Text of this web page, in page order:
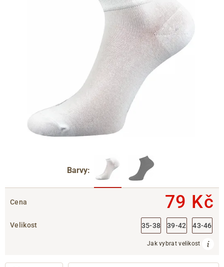
Barvy:
Cena 79 Kč
Velikost 35-38 39-42 43-46
Jak vybrat velikost